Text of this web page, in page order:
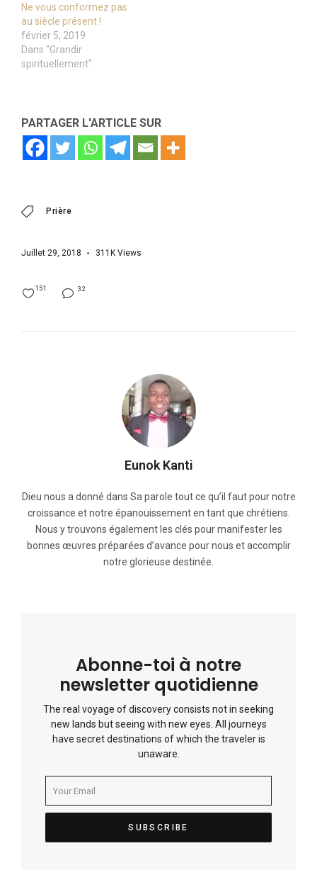
Ne vous conformez pas
au siècle présent !
février 5, 2019
Dans "Grandir
spirituellement"
PARTAGER L'ARTICLE SUR
Prière
Juillet 29, 2018 311K Views
32
151
Eunok Kanti
Dieu nous a donné dans Sa parole tout ce qu’il faut pour notre
croissance et notre épanouissement en tant que chrétiens.
Nous y trouvons également les clés pour manifester les
bonnes œuvres préparées d’avance pour nous et accomplir
notre glorieuse destinée.
Abonne-toi à notre
newsletter quotidienne
The real voyage of discovery consists not in seeking
new lands but seeing with new eyes. All journeys
have secret destinations of which the traveler is
unaware.